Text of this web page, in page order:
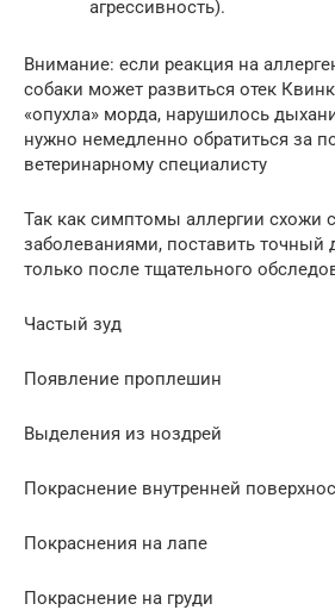
агрессивность).
Внимание: если реакция на
собаки может развиться отек
«опухла» морда, нарушилось
нужно немедленно обратиться за
ветеринарному специалисту
Так как симптомы аллергии схожи
заболеваниями, поставить точный
только после тщательного
Частый зуд
Появление проплешин
Выделения из ноздрей
Покраснение внутренней
Покраснения на лапе
Покраснение на груди